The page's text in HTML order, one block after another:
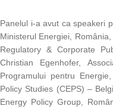
Panelul i-a avut ca speakeri
Ministerul Energiei,
Regulatory & Corporate
Christian Egenhofer,
Programului pentru
Policy Studies (CEPS) –
Energy Policy Group,